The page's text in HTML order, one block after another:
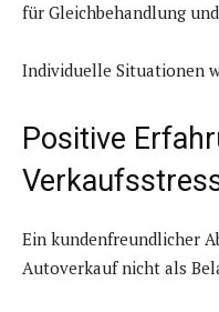
für Gleichbehandlung
Individuelle Situationen
Positive
Ein kundenfreundlicher
Autoverkauf nicht als